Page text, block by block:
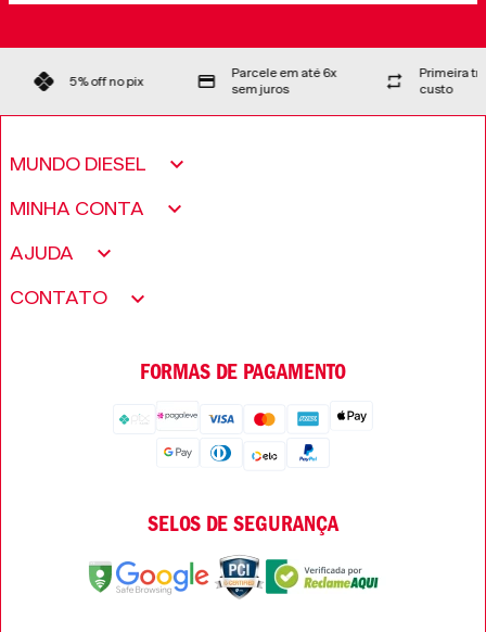
5% off no pix
Parcele em até 6x
sem juros
Primeira troca
custo
MUNDO DIESEL
Sobre nós
Trabalhe conosco
MINHA CONTA
Meus pedidos
AJUDA
Encontre uma loja
Seja um revendedor
CONTATO
FORMAS DE PAGAMENTO
SELOS DE SEGURANÇA